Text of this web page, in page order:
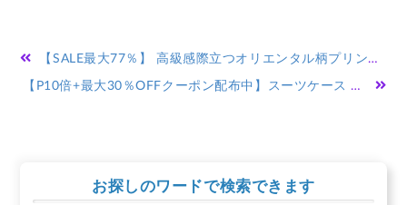
投
稿
ー
【SALE最大77％】 高級感際立つオリエンタル柄プリントストール レディースファッション 羽織り ブルー 青 パープル 紫 マフラー お出かけ 秋 冬 秋服 冬服 30代 40代 50代 60代 サワアラモード sawaalamode otona 大人 kawaii 可愛い 洋服 かわいい服 ◆alamode
【P10倍+最大30％OFFクーポン配布中】スーツケース キャリーケース sサイズ Mサイズ 軽量 機内持ち込み かわいい 小型 2泊3日 中型 大型 ハード キャスター TSAロック ファスナー 修学旅行 出張 海外旅行 メンズ レディース 旅行バッグ キャリーバッグ おしゃれ TY2506
お探しのワードで検索できます